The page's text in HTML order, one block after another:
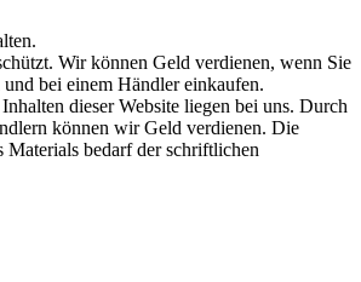
Wir können Geld verdienen, wenn Sie
bei einem Händler einkaufen.
dieser Website liegen bei uns. Durch
können wir Geld verdienen. Die
Materials bedarf der schriftlichen